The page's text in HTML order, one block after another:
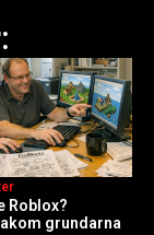
Roblox?
grundarna